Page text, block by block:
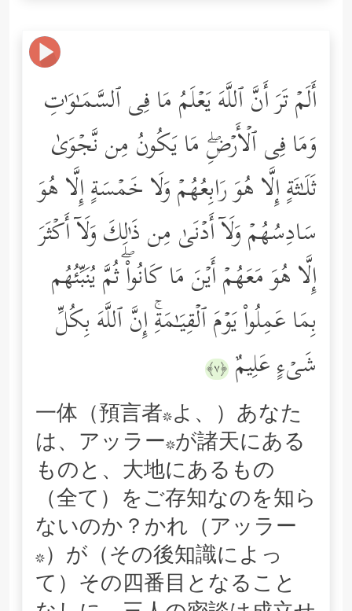
أَلَمۡ تَرَ أَنَّ ٱللَّهَ یَعۡلَمُ مَا فِی ٱلسَّمَـٰوَ ٰ⁠تِ
وَمَا فِی ٱلۡأَرۡضِۖ مَا یَكُونُ مِن نَّجۡوَىٰ
ثَلَـٰثَةٍ إِلَّا هُوَ رَابِعُهُمۡ وَلَا خَمۡسَةٍ إِلَّا هُوَ
سَادِسُهُمۡ وَلَاۤ أَدۡنَىٰ مِن ذَ ٰ⁠لِكَ وَلَاۤ أَكۡثَرَ
إِلَّا هُوَ مَعَهُمۡ أَیۡنَ مَا كَانُواْۖ ثُمَّ یُنَبِّئُهُم
بِمَا عَمِلُواْ یَوۡمَ ٱلۡقِیَـٰمَةِۚ إِنَّ ٱللَّهَ بِكُلِّ
شَیۡءٍ عَلِیمٌ ﴿٧﴾
一体（預言者*よ、）あなた
は、アッラー*が諸天にある
ものと、大地にあるもの
（全て）をご存知なのを知ら
ないのか？かれ（アッラー
*）が（その後知識によっ
て）その四番目となること